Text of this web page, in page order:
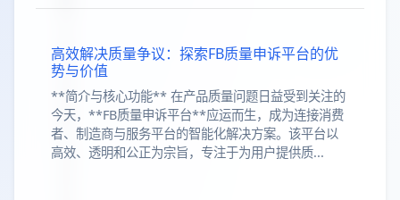
高效解决质量争议：探索FB质量申诉平台的优
势与价值
**简介与核心功能** 在产品质量问题日益受到关注的
今天，**FB质量申诉平台**应运而生，成为连接消费
者、制造商与服务平台的智能化解决方案。该平台以
高效、透明和公正为宗旨，专注于为用户提供质...